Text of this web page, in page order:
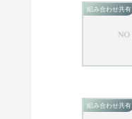
組み合わせ共有
組み合わせ共有